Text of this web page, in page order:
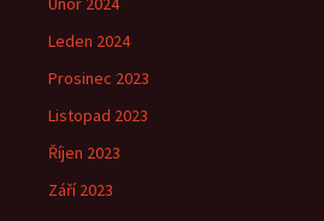
Leden 2024
Prosinec 2023
Listopad 2023
Říjen 2023
Září 2023